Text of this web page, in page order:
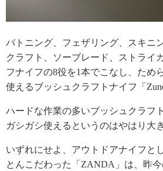
バトニング、フェザリング、スキニ
クラフト、ソーブレード、ストライ
フナイフの8役を1本でこなし、ため
使えるブッシュクラフトナイフ「
ハードな作業の多いブッシュクラフ
ガシガシ使えるというのはやはり大
いずれにせよ、アウトドアナイフと
とんこだわった「ZANDA」は、昨